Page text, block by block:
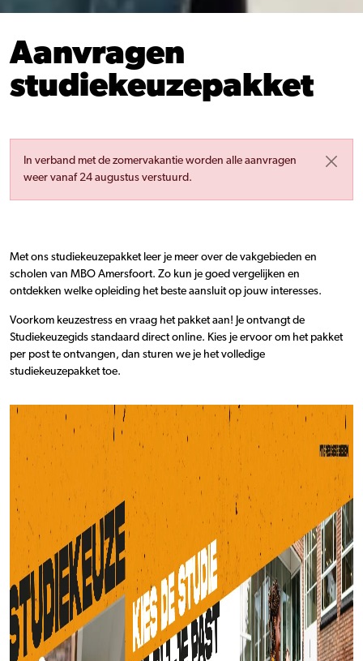
Aanvragen
studiekeuzepakket
In verband met de zomervakantie worden alle aanvragen
weer vanaf 24 augustus verstuurd.
Met ons studiekeuzepakket leer je meer over de vakgebieden en
scholen van MBO Amersfoort. Zo kun je goed vergelijken en
ontdekken welke opleiding het beste aansluit op jouw interesses.
Voorkom keuzestress en vraag het pakket aan! Je ontvangt de
Studiekeuzegids standaard direct online. Kies je ervoor om het pakket
per post te ontvangen, dan sturen we je het volledige
studiekeuzepakket toe.